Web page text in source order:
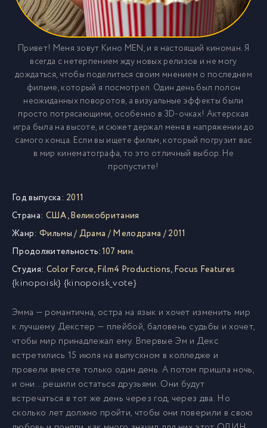
Привет! Меня зовут Кино MEN, и я настоящий киноман. Я
всегда с нетерпением жду новых релизов и не могу
дождаться, чтобы поделиться своим мнением о последнем
фильме, который я посмотрел. Один день был полон
неожиданных поворотов, а визуальные эффекты были
просто потрясающими, особенно в 3D-очках! Актерская
игра была на высоте, и сюжет держал меня в напряжении до
самого конца. Если вы ищете фильм, который погрузит вас
в мир кинематографа, то это отличный выбор. Не
пропустите!
Год выпуска: 2011
Страна: США,Великобритания
Жанр: Фильмы/Драма /Мелодрама /2011
Продолжительность:107 мин.
Студия: Color Force,Film4 Productions,Focus Features
{kinopoisk} {kinopoisk_vote}
Эмма — романтична, остра на язык и хочет изменить мир
к лучшему. Декстер — плейбой, баловень судьбы и хочет,
чтобы мир принадлежал ему. Впервые Эм и Декс
встретились 15 июля на выпускном в колледже и
провели вместе только один день. А потом пришла ночь,
и они…решили остаться друзьями. Они будут
встречаться в тот же день через год, через два. Но
сколько лет должно пройти, чтобы они поверили в свою